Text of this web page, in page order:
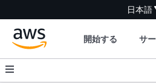
日本語
開始する サ